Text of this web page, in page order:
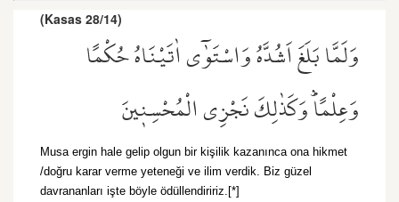
(Kasas 28/14)
وَلَمَّا بَلَغَ اَشُدَّهُ وَاسْتَوٰٓى اٰتَيْنَاهُ حُكْمًا
وَعِلْمًاۜ وَكَذٰلِكَ نَجْزِي الْمُحْسِن۪ينَ
Musa ergin hale gelip olgun bir kişilik kazanınca ona hikmet
/doğru karar verme yeteneği ve ilim verdik. Biz güzel
davrananları işte böyle ödüllendiririz.[*]